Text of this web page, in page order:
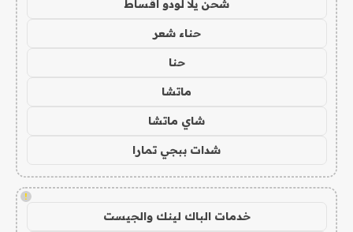
شحن يلا لودو اقساط
حناء شعر
حنا
ماتشا
شاي ماتشا
شدات ببجي تمارا
!
خدمات الباك لينك والجيست